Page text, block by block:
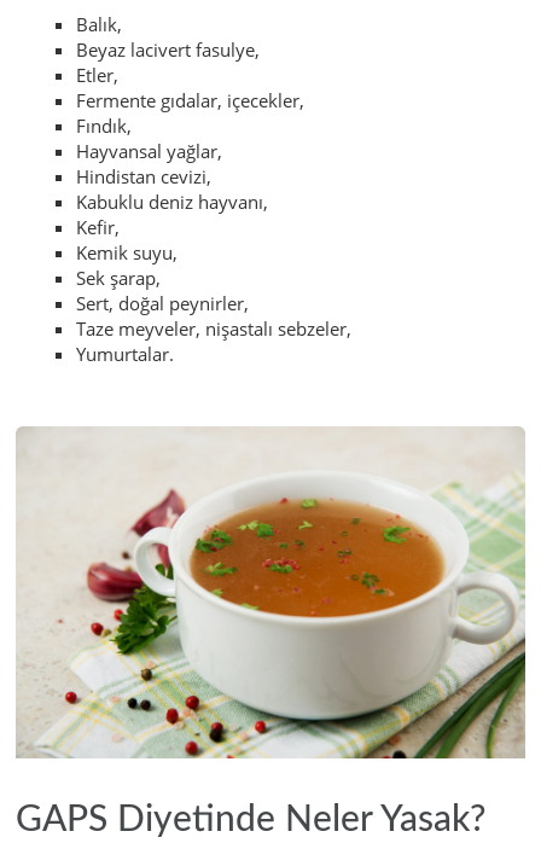
Balık,
Beyaz lacivert fasulye,
Etler,
Fermente gıdalar, içecekler,
Fındık,
Hayvansal yağlar,
Hindistan cevizi,
Kabuklu deniz hayvanı,
Kefir,
Kemik suyu,
Sek şarap,
Sert, doğal peynirler,
Taze meyveler, nişastalı sebzeler,
Yumurtalar.
GAPS Diyetinde Neler Yasak?